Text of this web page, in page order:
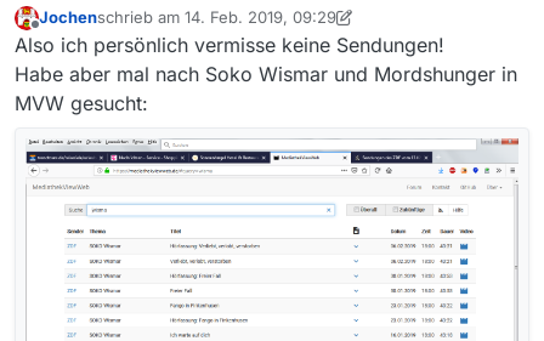
Offline
Jochenschrieb am 14. Feb. 2019, 09:29
zuletzt editiert von Jochen
Also ich persönlich vermisse keine Sendungen!
Habe aber mal nach Soko Wismar und Mordshunger in
MVW gesucht: